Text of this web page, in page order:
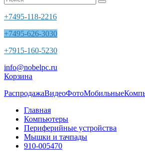
+7495-118-2216
+7495-626-3030
+7915-160-5230
info@nobelpc.ru
Корзина
РаспродажаВидеоФотоМобильные
Главная
Компьютеры
Периферийные устройства
Мышки и тачпады
910-005470